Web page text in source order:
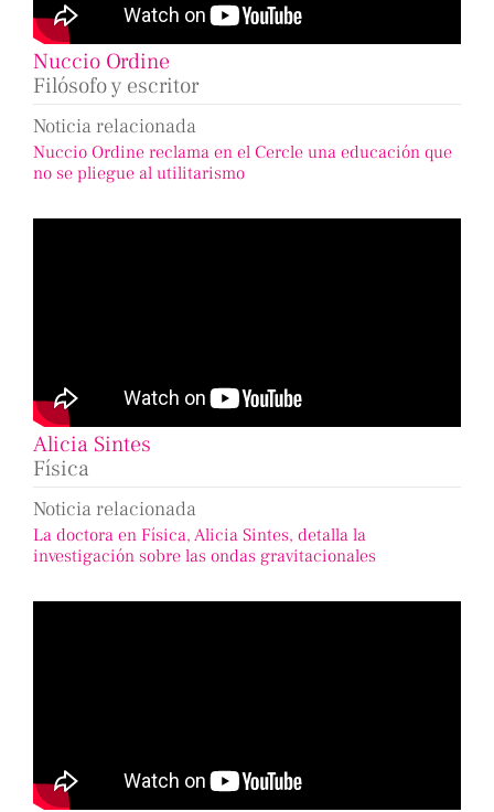
Nuccio Ordine
Filósofo y escritor
Noticia relacionada
Nuccio Ordine reclama en el Cercle una educación que
no se pliegue al utilitarismo
Alicia Sintes
Física
Noticia relacionada
La doctora en Física, Alicia Sintes, detalla la
investigación sobre las ondas gravitacionales